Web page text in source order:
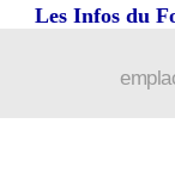
Les Infos du